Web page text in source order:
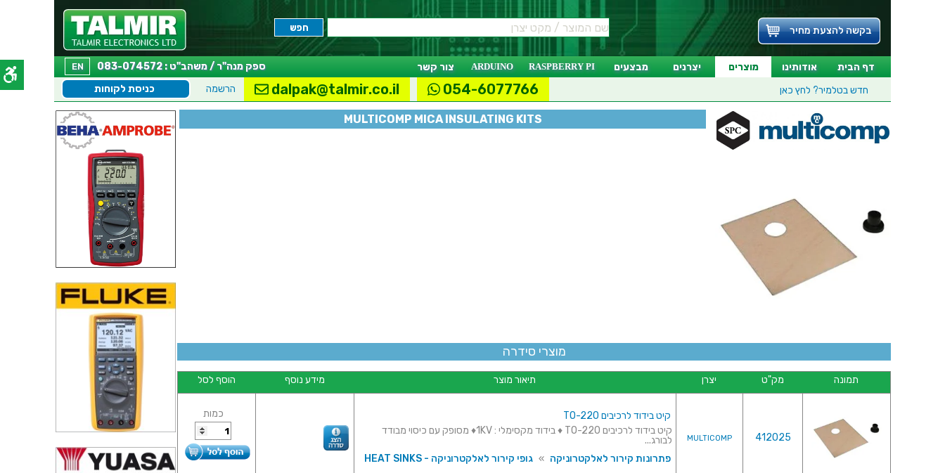
בקשה להצעת מחיר
דף הבית אודותינו מוצרים יצרנים מבצעים RASPBERRY PI
ARDUINO צור קשר EN
ספק מנה"ר / משהב"ט : 083-074572
חדש בטלמיר? לחץ כאן כניסת לקוחות הרשמה dalpak@talmir.co.il 054-6077766
MULTICOMP MICA INSULATING KITS
מוצרי סידרה
תמונה מק"ט יצרן תיאור מוצר מידע נוסף הוסף לסל
412025
MULTICOMP
קיט בידוד לרכיבים TO-220
קיט בידוד לרכיבים TO-220 ♦ בידוד מקסימלי : 1KV♦ מסופק עם כיסוי מבודד
לבורג...
פתרונות קירור לאלקטרוניקה » גופי קירור לאלקטרוניקה - HEAT SINKS
כמות